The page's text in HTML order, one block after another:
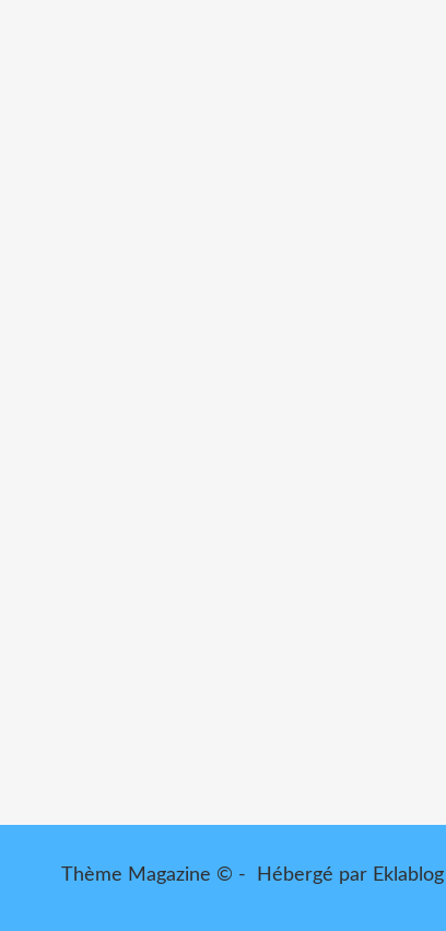
Thème Magazine © - Hébergé par Eklablog